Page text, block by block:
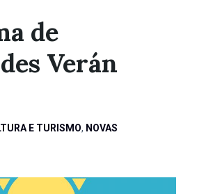
de
Verán
E TURISMO, NOVAS